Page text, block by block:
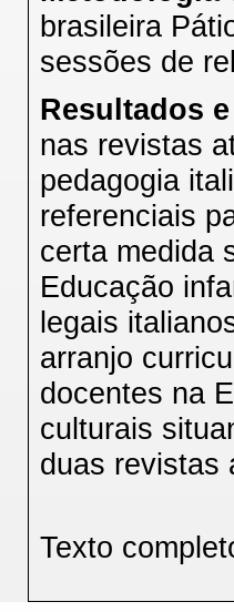
brasileira
sessões de
Resultados
nas revistas
pedagogia
referenciais
certa medida
Educação
legais
arranjo
docentes na
culturais
duas revistas
Texto